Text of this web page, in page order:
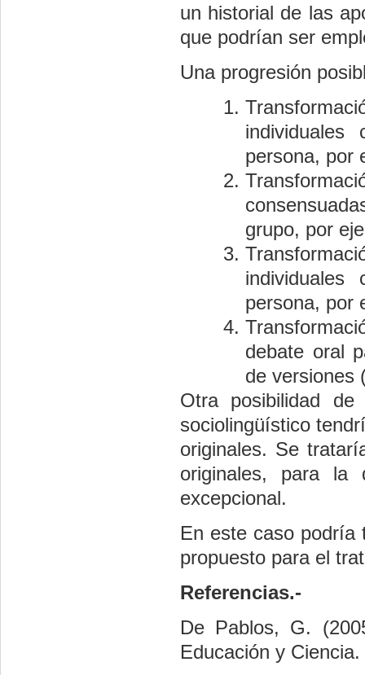
un historial de las
que podrían ser
Una progresión
persona, por
grupo, por
persona, por
debate oral
de versiones
Otra posibilidad
sociolingüístico
originales. Se trataría
originales, para la
excepcional.
En este caso podría
propuesto para el
Referencias.-
De Pablos, G.
Educación y